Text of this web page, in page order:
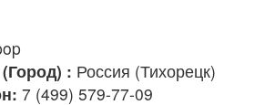
: Россия (Тихорецк)
7 (499) 579-77-09